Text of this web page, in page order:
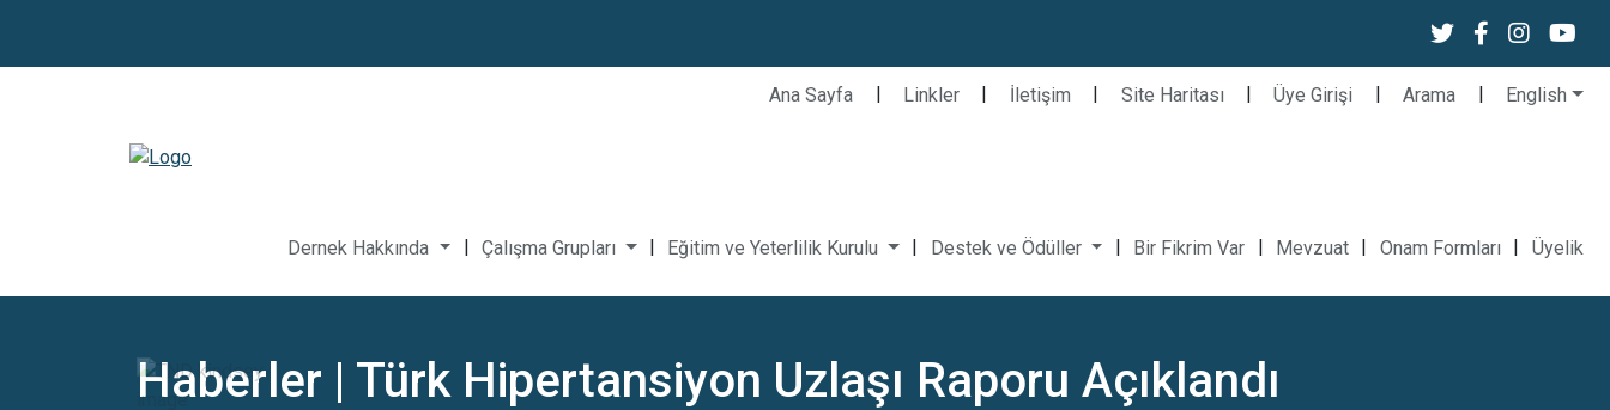
Ana Sayfa | Linkler | İletişim | Site Haritası | Üye Girişi | Arama | English
Dernek Hakkında | Çalışma Grupları | Eğitim ve Yeterlilik Kurulu | Destek ve Ödüller | Bir Fikrim Var | Mevzuat | Onam Formları | Üyelik
Haberler | Türk Hipertansiyon Uzlaşı Raporu Açıklandı